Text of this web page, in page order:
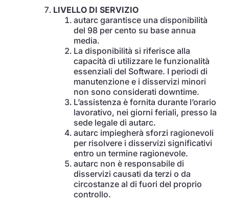
LIVELLO DI SERVIZIO
autarc garantisce una disponibilità
del 98 per cento su base annua
media.
La disponibilità si riferisce alla
capacità di utilizzare le funzionalità
essenziali del Software. I periodi di
manutenzione e i disservizi minori
non sono considerati downtime.
L’assistenza è fornita durante l’orario
lavorativo, nei giorni feriali, presso la
sede legale di autarc.
autarc impiegherà sforzi ragionevoli
per risolvere i disservizi significativi
entro un termine ragionevole.
autarc non è responsabile di
disservizi causati da terzi o da
circostanze al di fuori del proprio
controllo.